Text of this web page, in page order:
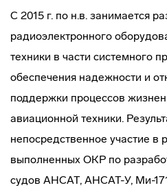
С 2015 г. по н.в. занимается
радиоэлектронного
техники в части системного
обеспечения надежности и
поддержки процессов
авиационной техники.
непосредственное участие в
выполненных ОКР по
судов АНСАТ, АНСАТ-У, Ми-